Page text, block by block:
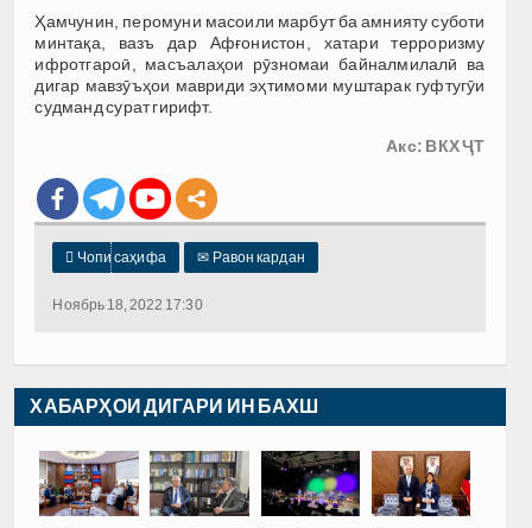
Ҳамчунин, перомуни масоили марбут ба амнияту суботи
минтақа, вазъ дар Афғонистон, хатари терроризму
ифротгароӣ, масъалаҳои рӯзномаи байналмилалӣ ва
дигар мавзӯъҳои мавриди эҳтимоми муштарак гуфтугӯи
судманд сурат гирифт.
Акс: ВКХ ҶТ
 Чопи саҳифа ✉ Равон кардан
Ноябрь 18, 2022 17:30
ХАБАРҲОИ ДИГАРИ ИН БАХШ